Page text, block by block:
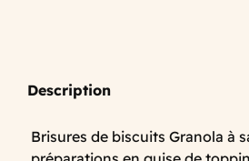
Description
Brisures de biscuits Granola à